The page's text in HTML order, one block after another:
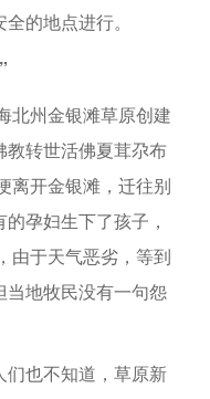
的地点进行。
州金银滩草原创建
转世活佛夏茸尕布
离开金银滩，迁往别
孕妇生下了孩子，
由于天气恶劣，等到
地牧民没有一句怨
也不知道，草原新